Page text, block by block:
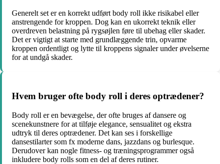
Generelt set er en korrekt udført body roll ikke risikabel eller
anstrengende for kroppen. Dog kan en ukorrekt teknik eller
overdreven belastning på rygsøjlen føre til ubehag eller skader.
Det er vigtigt at starte med grundlæggende trin, opvarme
kroppen ordentligt og lytte til kroppens signaler under øvelserne
for at undgå skader.
Hvem bruger ofte body roll i deres optrædener?
Body roll er en bevægelse, der ofte bruges af dansere og
scenekunstnere for at tilføje elegance, sensualitet og ekstra
udtryk til deres optrædener. Det kan ses i forskellige
dansestilarter som fx moderne dans, jazzdans og burlesque.
Derudover kan nogle fitness- og træningsprogrammer også
inkludere body rolls som en del af deres rutiner.